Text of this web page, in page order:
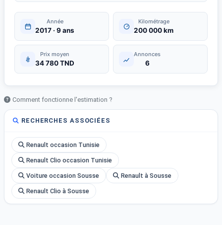
véhicule disponible en Tunisie.
Tel : 98500119
Année
2017 · 9 ans
Kilométrage
200 000 km
Prix moyen
34 780 TND
Annonces
6
Comment fonctionne l'estimation ?
RECHERCHES ASSOCIÉES
Renault occasion Tunisie
Renault Clio occasion Tunisie
Voiture occasion Sousse Renault à Sousse
Renault Clio à Sousse